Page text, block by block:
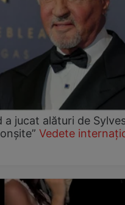
a jucat alături de
Vedete